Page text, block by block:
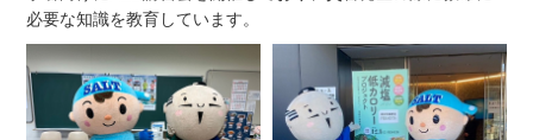
必要な知識を教育しています。